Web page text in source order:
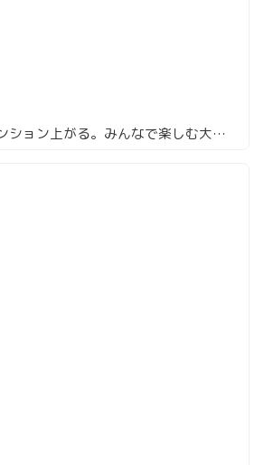
円卓回すたびにテンション上がる。みんなで楽しむ大人の中華「星ヶ岡」